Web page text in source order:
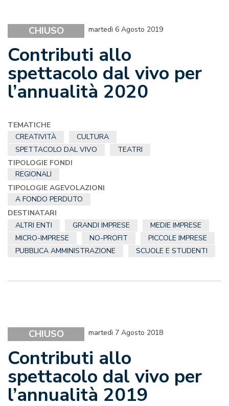
CHIUSO martedì 6 Agosto 2019
Contributi allo
spettacolo dal vivo per
l’annualità 2020
TEMATICHE
CREATIVITÀ
CULTURA
SPETTACOLO DAL VIVO
TEATRI
TIPOLOGIE FONDI
REGIONALI
TIPOLOGIE AGEVOLAZIONI
A FONDO PERDUTO
DESTINATARI
ALTRI ENTI
GRANDI IMPRESE
MEDIE IMPRESE
MICRO-IMPRESE
NO-PROFIT
PICCOLE IMPRESE
PUBBLICA AMMINISTRAZIONE
SCUOLE E STUDENTI
CHIUSO martedì 7 Agosto 2018
Contributi allo
spettacolo dal vivo per
l’annualità 2019